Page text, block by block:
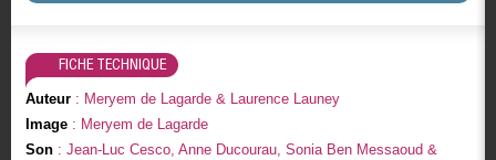
FICHE TECHNIQUE
Auteur: Meryem de Lagarde & Laurence Launey
Image: Meryem de Lagarde
Son: Jean-Luc Cesco, Anne Ducourau, Sonia Ben Messaoud &